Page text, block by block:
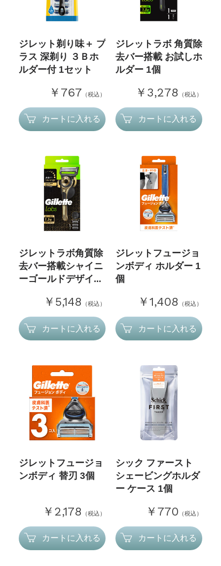
ジレット剃り味＋ プ
ラス 深剃り ３Ｂホ
ルダー付 1セット
￥767 （税込）
カートに入れる
ジレットラボ 角質除
去バー搭載 お試しホ
ルダー 1個
￥3,278 （税込）
カートに入れる
ジレットラボ角質除
去バー搭載シャイニ
ーゴールドデザイ...
￥5,148 （税込）
カートに入れる
ジレットフュージョ
ンボディ ホルダー 1
個
￥1,408 （税込）
カートに入れる
ジレットフュージョ
ンボディ 替刃 3個
￥2,178 （税込）
カートに入れる
シック ファースト
シェービングホルダ
ー ケース 1個
￥770 （税込）
カートに入れる